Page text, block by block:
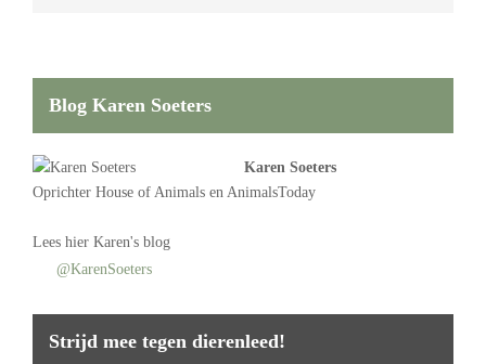
Blog Karen Soeters
Karen Soeters
Oprichter House of Animals en AnimalsToday
Lees hier Karen's blog
@KarenSoeters
Strijd mee tegen dierenleed!